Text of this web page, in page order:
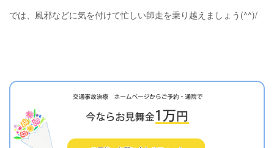
では、風邪などに気を付けて忙しい師走を乗り越えましょう(^^)/